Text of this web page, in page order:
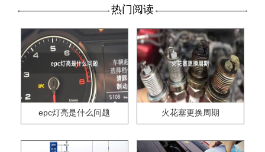
热门阅读
epc灯亮是什么问题 火花塞更换周期